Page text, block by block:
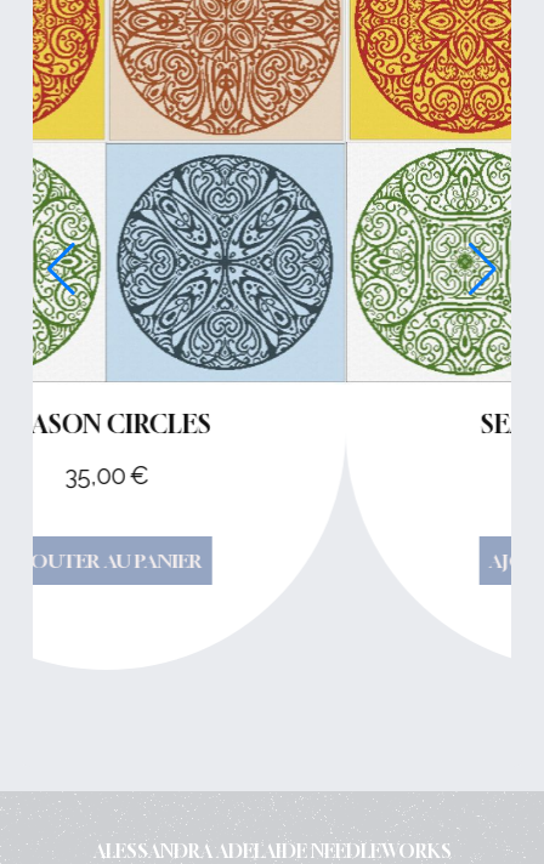
SEASON CIRCLES
AJOUTER AU PANIER
ALESSANDRA ADELAIDE NEEDLEWORKS